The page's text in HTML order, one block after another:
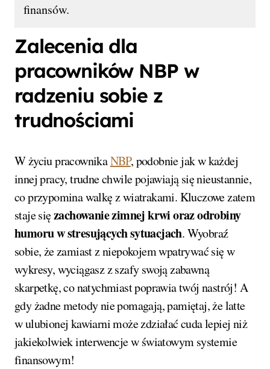
finansów.
Zalecenia dla
pracowników NBP w
radzeniu sobie z
trudnościami
W życiu pracownikaNBP, podobnie jak w każdej
innej pracy, trudne chwile pojawiają się nieustannie,
co przypomina walkę z wiatrakami. Kluczowe zatem
staje sięzachowanie zimnej krwi oraz odrobiny
humoru w stresujących sytuacjach. Wyobraź
sobie, że zamiast z niepokojem wpatrywać się w
wykresy, wyciągasz z szafy swoją zabawną
skarpetkę, co natychmiast poprawia twój nastrój! A
gdy żadne metody nie pomagają, pamiętaj, że latte
w ulubionej kawiarni może zdziałać cuda lepiej niż
jakiekolwiek interwencje w światowym systemie
finansowym!